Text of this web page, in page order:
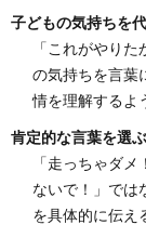
子どもの気持ちを
「これがやり
の気持ちを言葉
情を理解するよ
肯定的な言葉を選ぶ
「走っちゃダ
ないで！」では
を具体的に伝え